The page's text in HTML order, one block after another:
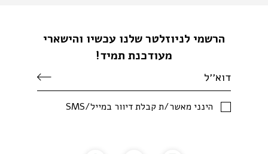
הרשמי לניוזלטר שלנו עכשיו והישארי
מעודכנת תמיד!
SMS/הינני מאשר/ת קבלת דיוור במייל